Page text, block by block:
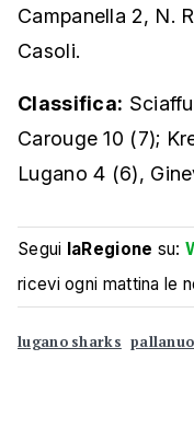
Campanella 2, N.
Casoli.
Classifica:
Carouge 10 (7);
Lugano 4 (6),
Segui laRegione su:
ricevi ogni mattina le
lugano sharks